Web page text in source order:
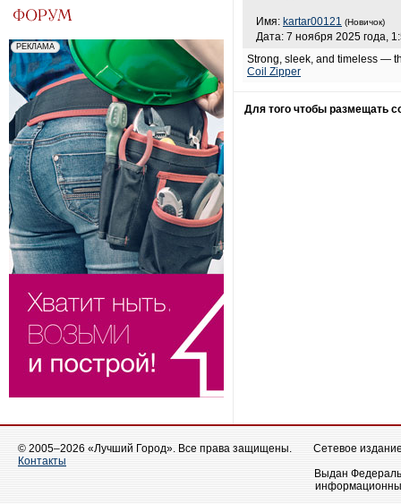
Имя: kartar00121 (Новичок)
Дата: 7 ноября 2025 года,
Strong, sleek, and timeless —
Coil Zipper
Для того чтобы размещать
© 2005–2026 «Лучший Город». Все права защищены.
Контакты
Сетевое
Выдан